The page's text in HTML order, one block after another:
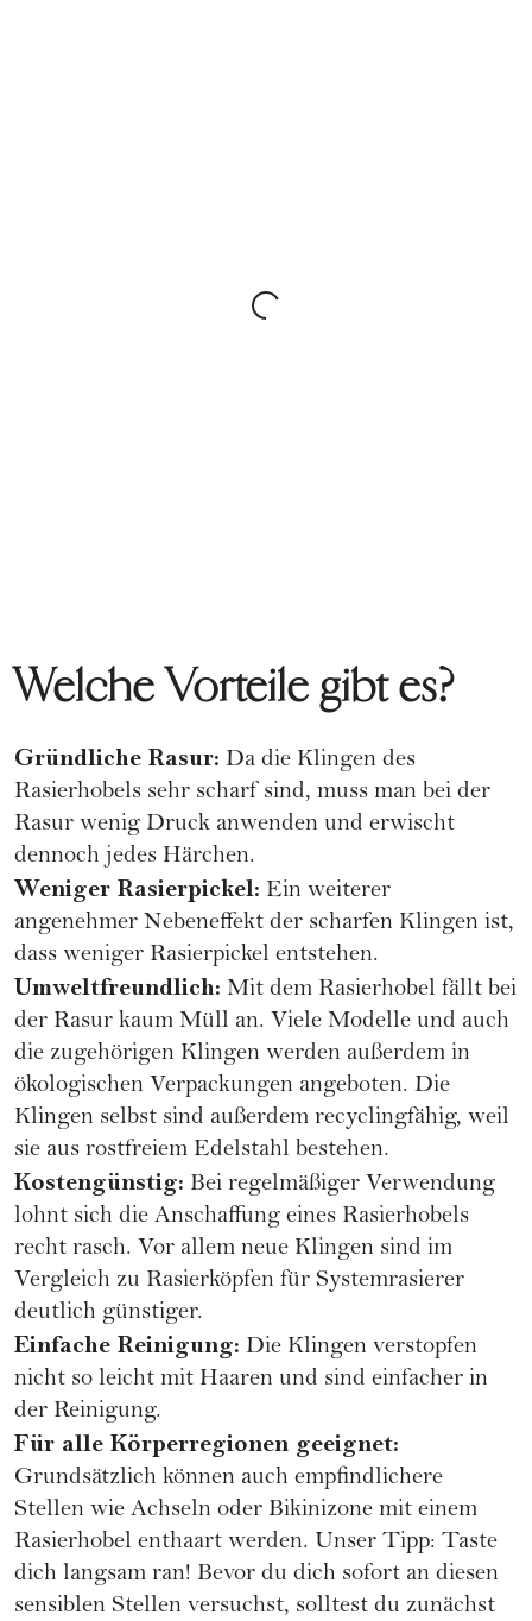
Welche Vorteile gibt es?
Gründliche Rasur: Da die Klingen des
Rasierhobels sehr scharf sind, muss man bei der
Rasur wenig Druck anwenden und erwischt
dennoch jedes Härchen.
Weniger Rasierpickel: Ein weiterer
angenehmer Nebeneffekt der scharfen Klingen ist,
dass weniger Rasierpickel entstehen.
Umweltfreundlich: Mit dem Rasierhobel fällt bei
der Rasur kaum Müll an. Viele Modelle und auch
die zugehörigen Klingen werden außerdem in
ökologischen Verpackungen angeboten. Die
Klingen selbst sind außerdem recyclingfähig, weil
sie aus rostfreiem Edelstahl bestehen.
Kostengünstig: Bei regelmäßiger Verwendung
lohnt sich die Anschaffung eines Rasierhobels
recht rasch. Vor allem neue Klingen sind im
Vergleich zu Rasierköpfen für Systemrasierer
deutlich günstiger.
Einfache Reinigung: Die Klingen verstopfen
nicht so leicht mit Haaren und sind einfacher in
der Reinigung.
Für alle Körperregionen geeignet:
Grundsätzlich können auch empfindlichere
Stellen wie Achseln oder Bikinizone mit einem
Rasierhobel enthaart werden. Unser Tipp: Taste
dich langsam ran! Bevor du dich sofort an diesen
sensiblen Stellen versuchst, solltest du zunächst